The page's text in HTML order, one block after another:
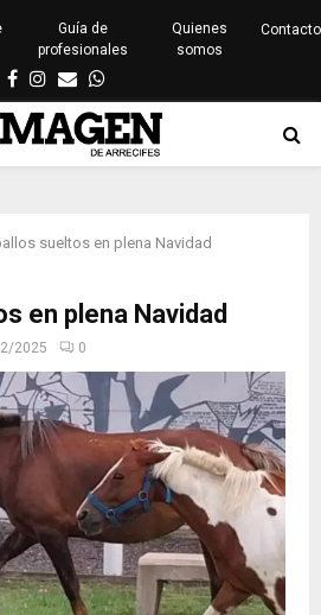
Guía de
profesionales
Quienes
somos
Contacto
Facebook
Instagram
EmailWhatsapp
sueltos en plena Navidad
en plena Navidad
2025 0